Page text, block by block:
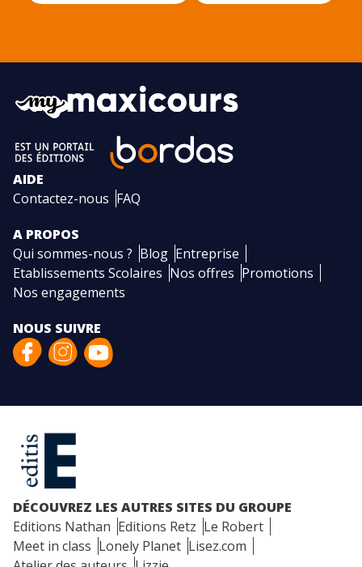
AIDE
Contactez-nous FAQ
A PROPOS
Qui sommes-nous ? Blog Entreprise
Etablissements Scolaires Nos offres Promotions
Nos engagements
NOUS SUIVRE
DÉCOUVREZ LES AUTRES SITES DU GROUPE
Editions Nathan Editions Retz Le Robert
Meet in class Lonely Planet Lisez.com